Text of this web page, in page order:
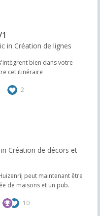
in Création de lignes
bien dans votre
cet itinéraire
2
Création de décors et
peut maintenant être
de maisons et un pub.
10